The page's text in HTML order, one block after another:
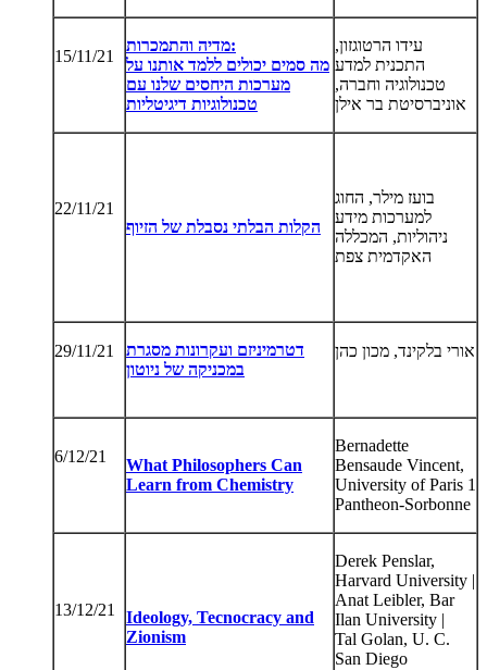
עידו הרטוגזון,
התכנית למדע
טכנולוגיה וחברה,
אוניברסיטת בר אילן
מדיה והתמכרות:
מה סמים יכולים ללמד אותנו על
מערכות היחסים שלנו עם
טכנולוגיות דיגיטליות
15/11/21
בועז מילר, החוג
למערכות מידע
ניהוליות, המכללה
האקדמית צפת
הקלות הבלתי נסבלת של הזיוף
22/11/21
אורי בלקינד, מכון כהן
דטרמיניזם ועקרונות מסגרת
במכניקה של ניוטון
29/11/21
Bernadette
Bensaude Vincent,
University of Paris 1
Pantheon-Sorbonne
What Philosophers Can
Learn from Chemistry
6/12/21
Derek Penslar,
Harvard University |
Anat Leibler, Bar
Ilan University |
Tal Golan, U. C.
San Diego
Ideology, Tecnocracy and
Zionism
13/12/21